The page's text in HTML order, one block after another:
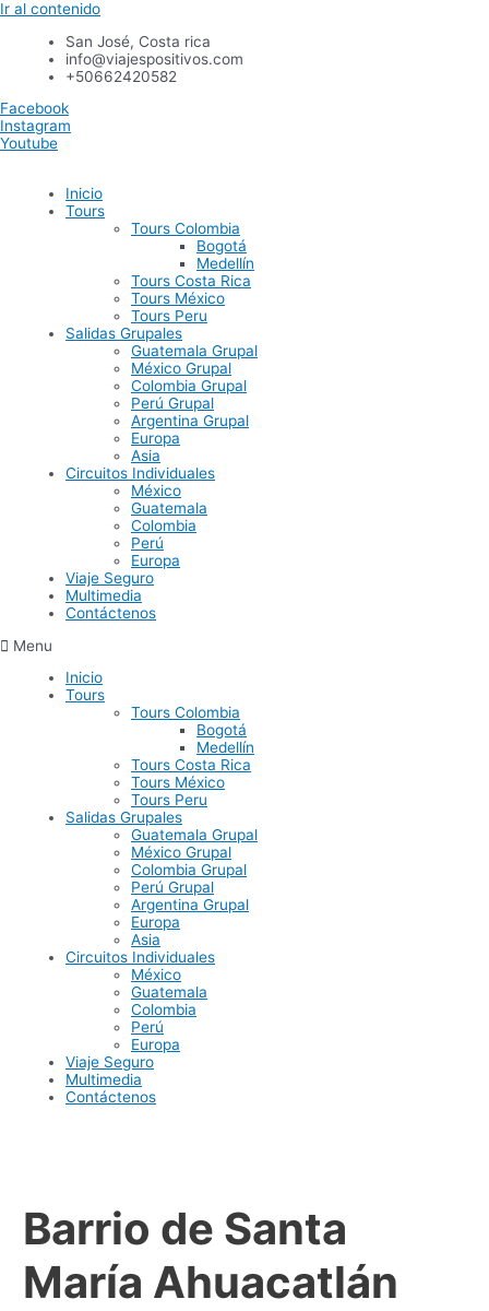
Ir al contenido
San José, Costa rica
info@viajespositivos.com
+50662420582
Facebook
Instagram
Youtube
Inicio
Tours
Tours Colombia
Bogotá
Medellín
Tours Costa Rica
Tours México
Tours Peru
Salidas Grupales
Guatemala Grupal
México Grupal
Colombia Grupal
Perú Grupal
Argentina Grupal
Europa
Asia
Circuitos Individuales
México
Guatemala
Colombia
Perú
Europa
Viaje Seguro
Multimedia
Contáctenos
Menu
Inicio
Tours
Tours Colombia
Bogotá
Medellín
Tours Costa Rica
Tours México
Tours Peru
Salidas Grupales
Guatemala Grupal
México Grupal
Colombia Grupal
Perú Grupal
Argentina Grupal
Europa
Asia
Circuitos Individuales
México
Guatemala
Colombia
Perú
Europa
Viaje Seguro
Multimedia
Contáctenos
Barrio de Santa
María Ahuacatlán